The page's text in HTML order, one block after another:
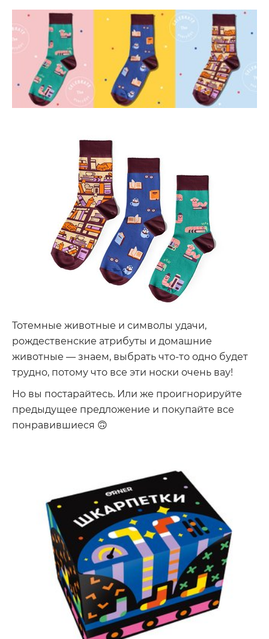
Тотемные животные и символы удачи,
рождественские атрибуты и домашние
животные — знаем, выбрать что-то одно будет
трудно, потому что все эти носки очень вау!
Но вы постарайтесь. Или же проигнорируйте
предыдущее предложение и покупайте все
понравившиеся 🙃